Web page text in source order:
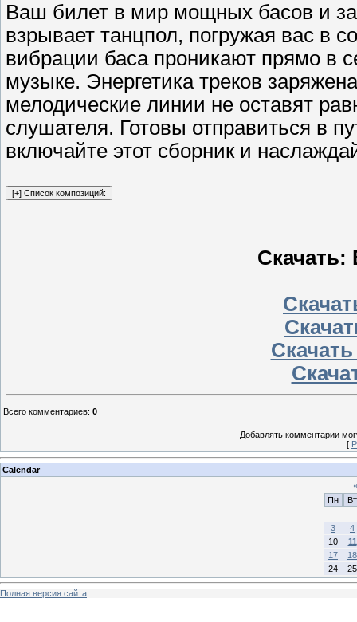
Ваш билет в мир мощных басов и
взрывает танцпол, погружая вас в
вибрации баса проникают прямо в
музыке. Энергетика треков
мелодические линии не оставят
слушателя. Готовы отправиться в
включайте этот сборник и
Скачать:
Всего комментариев: 0
Добавлять комментарии
[
Calendar
«
Пн
Вт
3
4
10
11
17
18
24
25
Полная версия сайта